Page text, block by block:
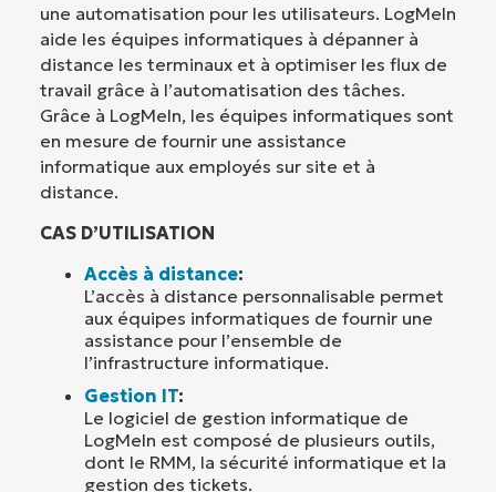
une automatisation pour les utilisateurs. LogMeIn
aide les équipes informatiques à dépanner à
distance les terminaux et à optimiser les flux de
travail grâce à l’automatisation des tâches.
Grâce à LogMeIn, les équipes informatiques sont
en mesure de fournir une assistance
informatique aux employés sur site et à
distance.
CAS D’UTILISATION
Accès à distance:
L’accès à distance personnalisable permet
aux équipes informatiques de fournir une
assistance pour l’ensemble de
l’infrastructure informatique.
Gestion IT:
Le logiciel de gestion informatique de
LogMeIn est composé de plusieurs outils,
dont le RMM, la sécurité informatique et la
gestion des tickets.